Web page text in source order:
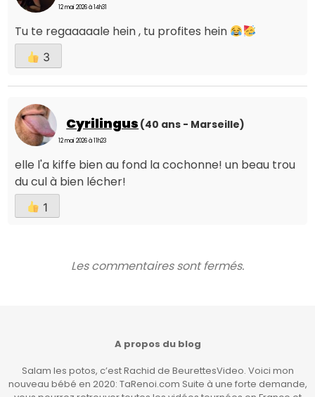
12 mai 2026 à 14h31
Tu te regaaaaale hein , tu profites hein
3
Cyrilingus (40 ans - Marseille)
12 mai 2026 à 11h23
elle l'a kiffe bien au fond la cochonne! un beau trou
du cul à bien lécher!
1
Les commentaires sont fermés.
A propos du blog
Salam les potos, c’est Rachid de BeurettesVideo. Voici mon
nouveau bébé en 2020: TaRenoi.com Suite à une forte demande,